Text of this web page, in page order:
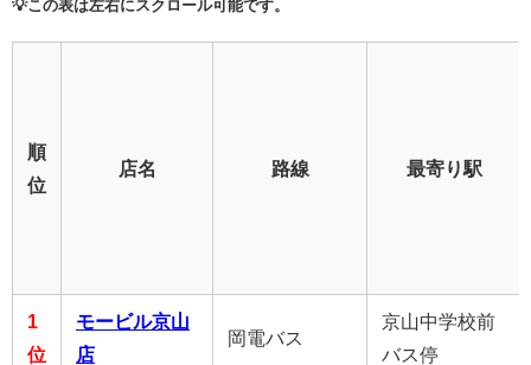
💡この表は左右にスクロール可能です。
順
位
店名 路線 最寄り駅
1
位
モービル京山
店
岡電バス
京山中学校前
バス停